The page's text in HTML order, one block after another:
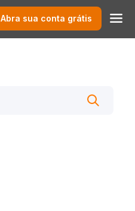
Abra sua conta grátis